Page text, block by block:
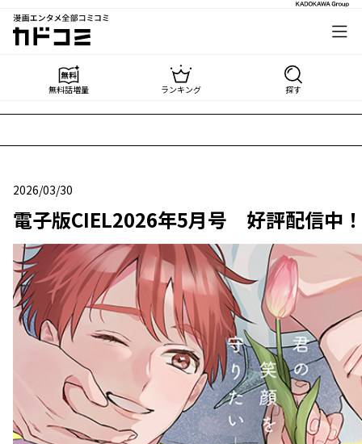
漫画エンタメ全部コミコミ
カドコミ
無料話増量 ランキング 探す
2026/03/30
2026年03月30日
電子版CIEL2026年5月号 好評配信中